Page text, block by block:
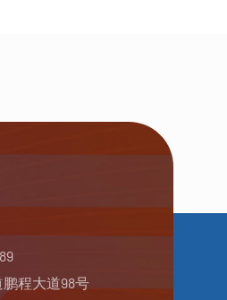
程大道98号